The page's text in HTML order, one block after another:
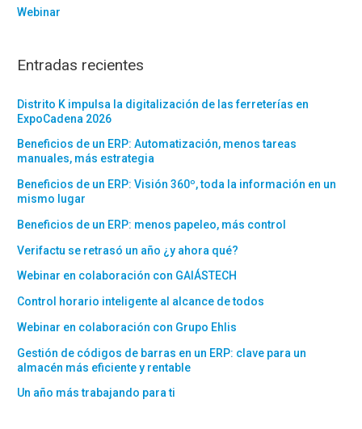
Webinar
Entradas recientes
Distrito K impulsa la digitalización de las ferreterías en
ExpoCadena 2026
Beneficios de un ERP: Automatización, menos tareas
manuales, más estrategia
Beneficios de un ERP: Visión 360º, toda la información en un
mismo lugar
Beneficios de un ERP: menos papeleo, más control
Verifactu se retrasó un año ¿y ahora qué?
Webinar en colaboración con GAIÁSTECH
Control horario inteligente al alcance de todos
Webinar en colaboración con Grupo Ehlis
Gestión de códigos de barras en un ERP: clave para un
almacén más eficiente y rentable
Un año más trabajando para ti